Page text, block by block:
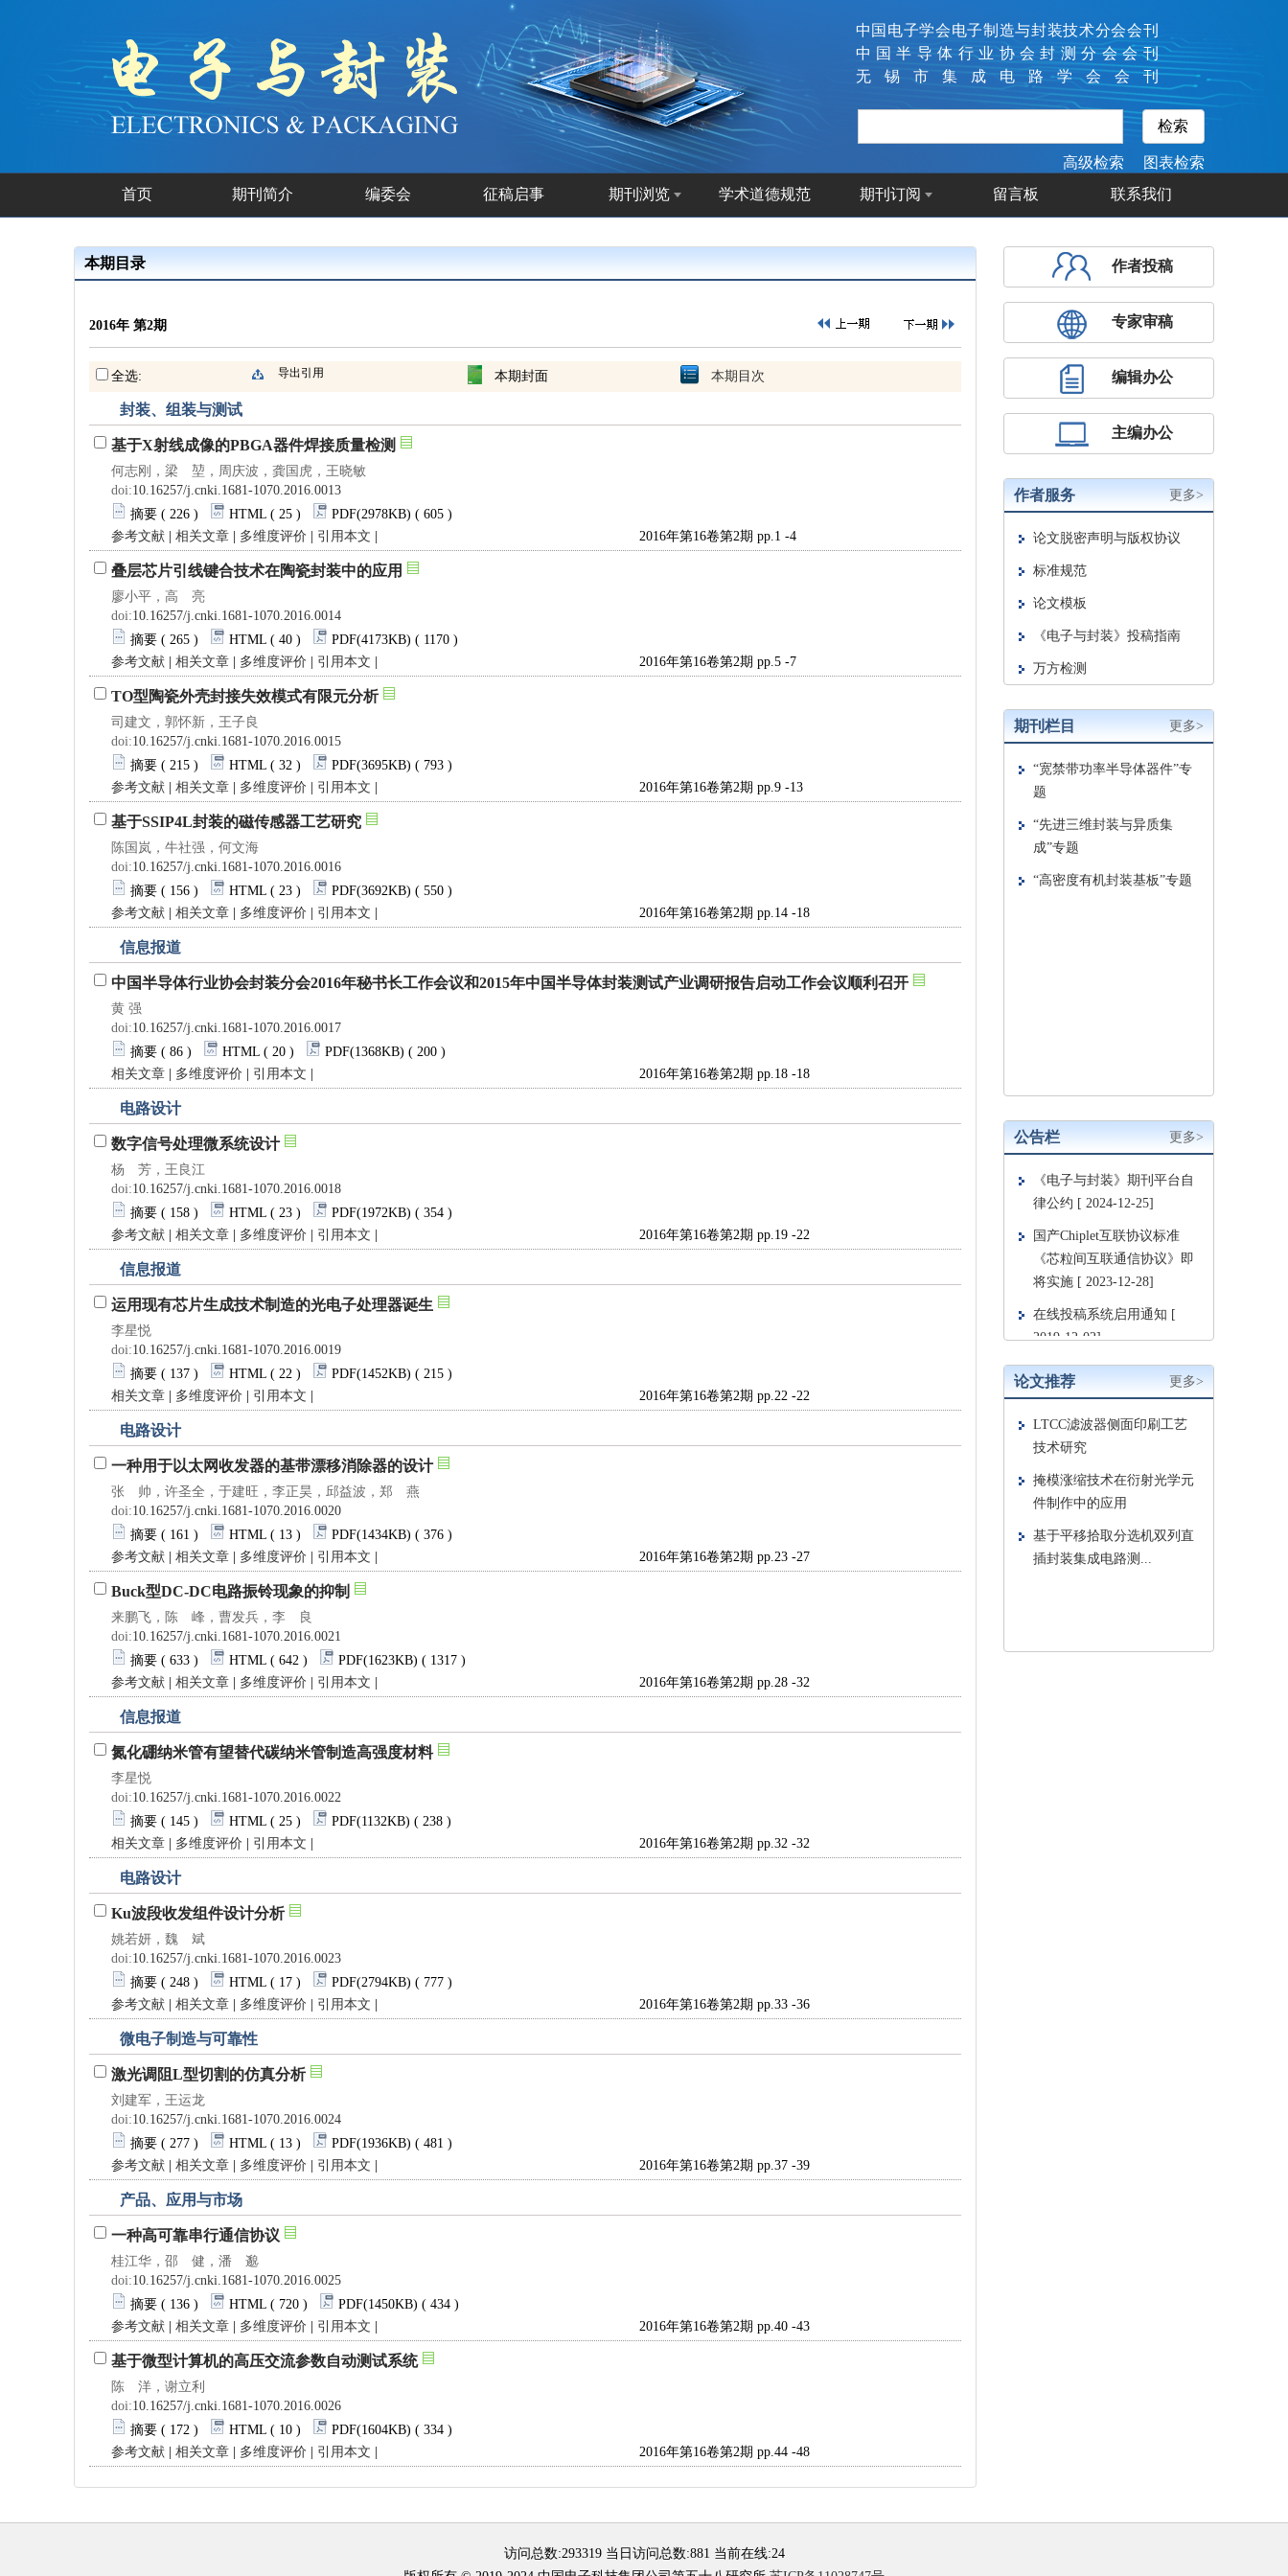
中国电子学会电子制造与封装技术分会会刊
中国半导体行业协会封测分会会刊
无锡市集成电路学会会刊
图表检索
高级检索
首页
期刊简介 编委会 征稿启事 期刊浏览 学术道德规范 期刊订阅 留言板 联系我们
本期目录
2016年 第2期
全选: 导出引用 本期封面 本期目次
封装、组装与测试
基于X射线成像的PBGA器件焊接质量检测
何志刚，梁 堃，周庆波，龚国虎，王晓敏
doi:10.16257/j.cnki.1681-1070.2016.0013
摘要 ( 226 ) HTML ( 25 ) PDF(2978KB) ( 605 )
参考文献
相关文章 多维度评价 引用本文 2016年第16卷第2期 pp.1 -4
叠层芯片引线键合技术在陶瓷封装中的应用
廖小平，高 亮
doi:10.16257/j.cnki.1681-1070.2016.0014
摘要 ( 265 ) HTML ( 40 ) PDF(4173KB) ( 1170 )
参考文献
相关文章 多维度评价 引用本文 2016年第16卷第2期 pp.5 -7
TO型陶瓷外壳封接失效模式有限元分析
司建文，郭怀新，王子良
doi:10.16257/j.cnki.1681-1070.2016.0015
摘要 ( 215 ) HTML ( 32 ) PDF(3695KB) ( 793 )
参考文献
相关文章 多维度评价 引用本文 2016年第16卷第2期 pp.9 -13
基于SSIP4L封装的磁传感器工艺研究
陈国岚，牛社强，何文海
doi:10.16257/j.cnki.1681-1070.2016.0016
摘要 ( 156 ) HTML ( 23 ) PDF(3692KB) ( 550 )
参考文献
相关文章 多维度评价 引用本文 2016年第16卷第2期 pp.14 -18
信息报道
中国半导体行业协会封装分会2016年秘书长工作会议和2015年中国半导体封装测试产业调研报告启动工作会议顺利召开
黄 强
doi:10.16257/j.cnki.1681-1070.2016.0017
摘要 ( 86 ) HTML ( 20 ) PDF(1368KB) ( 200 )
相关文章
多维度评价 引用本文 2016年第16卷第2期 pp.18 -18
电路设计
数字信号处理微系统设计
杨 芳，王良江
doi:10.16257/j.cnki.1681-1070.2016.0018
摘要 ( 158 ) HTML ( 23 ) PDF(1972KB) ( 354 )
参考文献
相关文章 多维度评价 引用本文 2016年第16卷第2期 pp.19 -22
信息报道
运用现有芯片生成技术制造的光电子处理器诞生
李星悦
doi:10.16257/j.cnki.1681-1070.2016.0019
摘要 ( 137 ) HTML ( 22 ) PDF(1452KB) ( 215 )
相关文章
多维度评价 引用本文 2016年第16卷第2期 pp.22 -22
电路设计
一种用于以太网收发器的基带漂移消除器的设计
张 帅，许圣全，于建旺，李正昊，邱益波，郑 燕
doi:10.16257/j.cnki.1681-1070.2016.0020
摘要 ( 161 ) HTML ( 13 ) PDF(1434KB) ( 376 )
参考文献
相关文章 多维度评价 引用本文 2016年第16卷第2期 pp.23 -27
Buck型DC-DC电路振铃现象的抑制
来鹏飞，陈 峰，曹发兵，李 良
doi:10.16257/j.cnki.1681-1070.2016.0021
摘要 ( 633 ) HTML ( 642 ) PDF(1623KB) ( 1317 )
参考文献
相关文章 多维度评价 引用本文 2016年第16卷第2期 pp.28 -32
信息报道
氮化硼纳米管有望替代碳纳米管制造高强度材料
李星悦
doi:10.16257/j.cnki.1681-1070.2016.0022
摘要 ( 145 ) HTML ( 25 ) PDF(1132KB) ( 238 )
相关文章
多维度评价 引用本文 2016年第16卷第2期 pp.32 -32
电路设计
Ku波段收发组件设计分析
姚若妍，魏 斌
doi:10.16257/j.cnki.1681-1070.2016.0023
摘要 ( 248 ) HTML ( 17 ) PDF(2794KB) ( 777 )
参考文献
相关文章 多维度评价 引用本文 2016年第16卷第2期 pp.33 -36
微电子制造与可靠性
激光调阻L型切割的仿真分析
刘建军，王运龙
doi:10.16257/j.cnki.1681-1070.2016.0024
摘要 ( 277 ) HTML ( 13 ) PDF(1936KB) ( 481 )
参考文献
相关文章 多维度评价 引用本文 2016年第16卷第2期 pp.37 -39
产品、应用与市场
一种高可靠串行通信协议
桂江华，邵 健，潘 邈
doi:10.16257/j.cnki.1681-1070.2016.0025
摘要 ( 136 ) HTML ( 720 ) PDF(1450KB) ( 434 )
参考文献
相关文章 多维度评价 引用本文 2016年第16卷第2期 pp.40 -43
基于微型计算机的高压交流参数自动测试系统
陈 洋，谢立利
doi:10.16257/j.cnki.1681-1070.2016.0026
摘要 ( 172 ) HTML ( 10 ) PDF(1604KB) ( 334 )
参考文献
相关文章 多维度评价 引用本文 2016年第16卷第2期 pp.44 -48
作者投稿
专家审稿
编辑办公
主编办公
作者服务 更多>
期刊栏目 更多>
公告栏 更多>
论文推荐 更多>
访问总数:293319当日访问总数:881 当前在线:24